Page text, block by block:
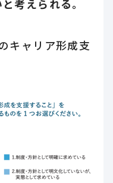
考えられる。
キャリア形成支